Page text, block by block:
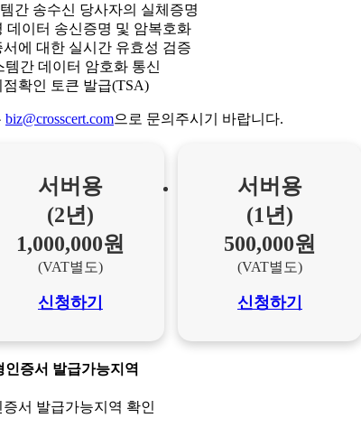
간 송수신 당사자의 실체증명
데이터 송신증명 및 암복호화
서에 대한 실시간 유효성 검증
템간 데이터 암호화 통신
점확인 토큰 발급(TSA)
biz@crosscert.com으로 문의주시기 바랍니다.
서버용
(2년)
1,000,000원
(VAT별도)
신청하기
서버용
(1년)
500,000원
(VAT별도)
신청하기
인증서 발급가능지역
서 발급가능지역 확인